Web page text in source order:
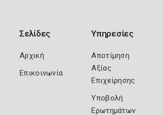
Σελίδες
Αρχική
Επικοινωνία
Υπηρεσίες
Αποτίμηση
Αξίας
Επιχείρησης
Υποβολή
Ερωτημάτων